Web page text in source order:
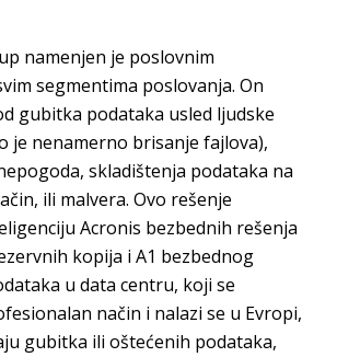
namenjen je poslovnim
segmentima poslovanja. On
gubitka podataka usled ljudske
je nenamerno brisanje fajlova),
skladištenja podataka na
ili malvera. Ovo rešenje
Acronis bezbednih rešenja
kopija i A1 bezbednog
u data centru, koji se
način i nalazi se u Evropi,
gubitka ili oštećenih podataka,